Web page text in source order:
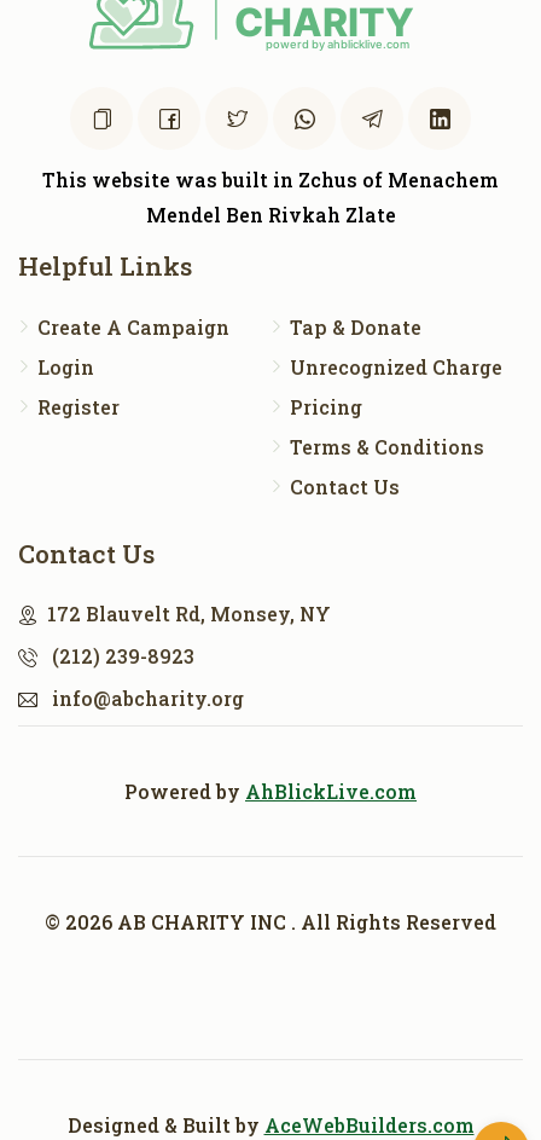
This website was built in Zchus of Menachem
Mendel Ben Rivkah Zlate
Helpful Links
Create A Campaign
Login
Register
Tap & Donate
Unrecognized Charge
Pricing
Terms & Conditions
Contact Us
Contact Us
172 Blauvelt Rd, Monsey, NY
(212) 239-8923
info@abcharity.org
Powered by AhBlickLive.com
© 2026 AB CHARITY INC . All Rights Reserved
Designed & Built by AceWebBuilders.com